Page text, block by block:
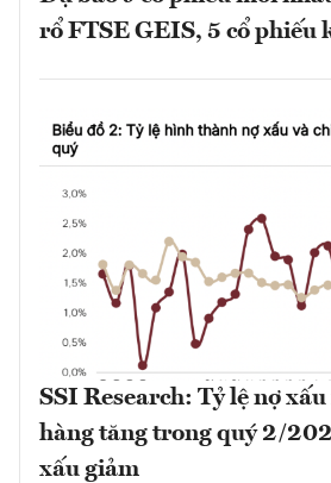
rổ FTSE GEIS, 5 cổ phiếu
SSI Research: Tỷ lệ nợ
hàng tăng trong quý 2/
xấu giảm